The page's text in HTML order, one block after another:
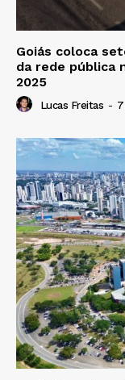
Goiás coloca
da rede pública
2025
Lucas Freitas -